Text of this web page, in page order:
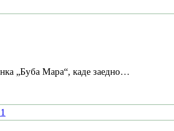
„Буба Мара“, каде заедно…